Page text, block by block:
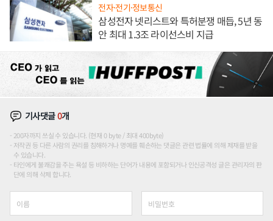
전자·전기·정보통신
삼성전자 넷리스트와 특허분쟁 매듭, 5년 동
안 최대 1.3조 라이선스비 지급
기사댓글0개
200자까지 쓰실 수 있습니다. (현재 0 byte / 최대 400byte)
저작권 등 다른 사람의 권리를 침해하거나 명예를 훼손하는 댓글은 관련 법률에 의해 제재를 받을
수 있습니다.
타인에게 불쾌감을 주는 욕설 등 비하하는 단어가 내용에 포함되거나 인신공격성 글은 관리자의 판
단에 의해 삭제 합니다.